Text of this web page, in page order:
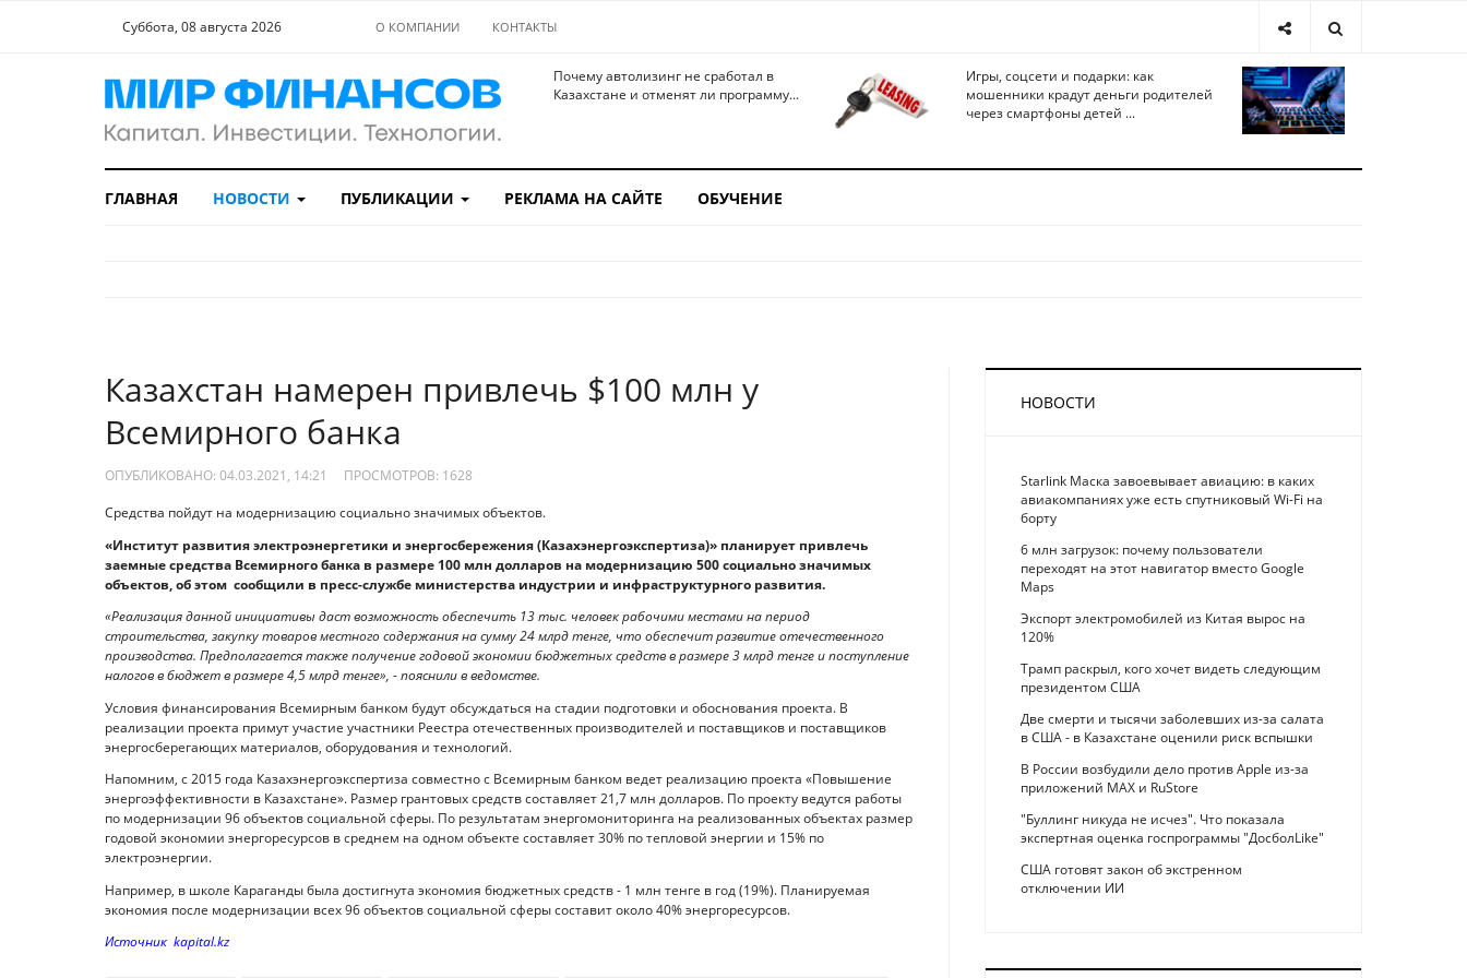
Суббота, 08 августа 2026 О КОМПАНИИ КОНТАКТЫ
Почему автолизинг не сработал в
Казахстане и отменят ли программу...
Игры, соцсети и подарки: как
мошенники крадут деньги родителей
через смартфоны детей ...
ГЛАВНАЯ НОВОСТИ ПУБЛИКАЦИИ РЕКЛАМА НА САЙТЕ ОБУЧЕНИЕ
Казахстан намерен привлечь $100 млн у
Всемирного банка
ОПУБЛИКОВАНО: 04.03.2021, 14:21 ПРОСМОТРОВ: 1628
Средства пойдут на модернизацию социально значимых объектов.
«Институт развития электроэнергетики и энергосбережения (Казахэнергоэкспертиза)» планирует привлечь
заемные средства Всемирного банка в размере 100 млн долларов на модернизацию 500 социально значимых
объектов, об этом сообщили в пресс-службе министерства индустрии и инфраструктурного развития.
«Реализация данной инициативы даст возможность обеспечить 13 тыс. человек рабочими местами на период
строительства, закупку товаров местного содержания на сумму 24 млрд тенге, что обеспечит развитие отечественного
производства. Предполагается также получение годовой экономии бюджетных средств в размере 3 млрд тенге и поступление
налогов в бюджет в размере 4,5 млрд тенге», - пояснили в ведомстве.
Условия финансирования Всемирным банком будут обсуждаться на стадии подготовки и обоснования проекта. В
реализации проекта примут участие участники Реестра отечественных производителей и поставщиков и поставщиков
энергосберегающих материалов, оборудования и технологий.
Напомним, с 2015 года Казахэнергоэкспертиза совместно с Всемирным банком ведет реализацию проекта «Повышение
энергоэффективности в Казахстане». Размер грантовых средств составляет 21,7 млн долларов. По проекту ведутся работы
по модернизации 96 объектов социальной сферы. По результатам энергомониторинга на реализованных объектах размер
годовой экономии энергоресурсов в среднем на одном объекте составляет 30% по тепловой энергии и 15% по
электроэнергии.
Например, в школе Караганды была достигнута экономия бюджетных средств - 1 млн тенге в год (19%). Планируемая
экономия после модернизации всех 96 объектов социальной сферы составит около 40% энергоресурсов.
Источник kapital.kz
НОВОСТИ
Starlink Маска завоевывает авиацию: в каких
авиакомпаниях уже есть спутниковый Wi-Fi на
борту
6 млн загрузок: почему пользователи
переходят на этот навигатор вместо Google
Maps
Экспорт электромобилей из Китая вырос на
120%
Трамп раскрыл, кого хочет видеть следующим
президентом США
Две смерти и тысячи заболевших из-за салата
в США - в Казахстане оценили риск вспышки
В России возбудили дело против Apple из-за
приложений MAX и RuStore
"Буллинг никуда не исчез". Что показала
экспертная оценка госпрограммы "ДосболLike"
США готовят закон об экстренном
отключении ИИ